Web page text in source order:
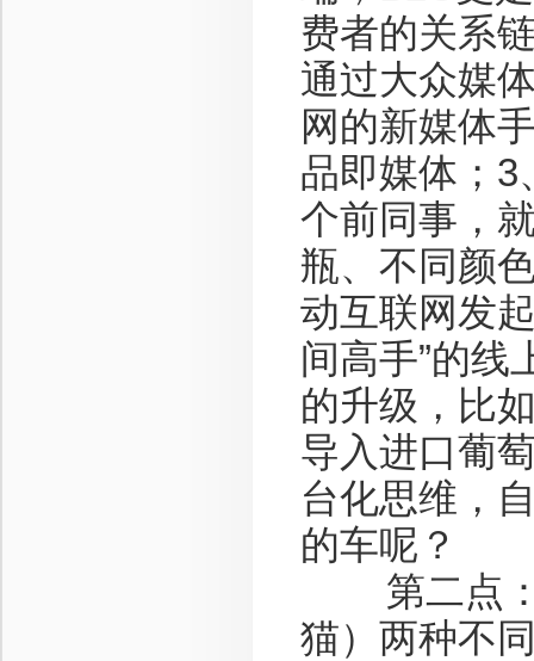
费者的关系
通过大众媒
网的新媒体
品即媒体；3
个前同事，
瓶、不同颜
动互联网发
间高手”的线
的升级，比
导入进口葡
台化思维，
的车呢？
第二点：
猫）两种不